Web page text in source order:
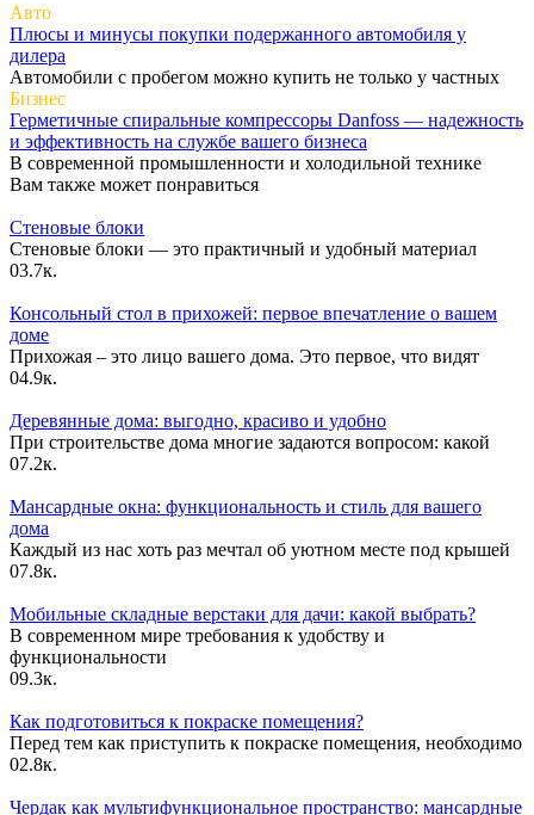
Авто
Плюсы и минусы покупки подержанного автомобиля у
дилера
Автомобили с пробегом можно купить не только у частных
Бизнес
Герметичные спиральные компрессоры Danfoss — надежность
и эффективность на службе вашего бизнеса
В современной промышленности и холодильной технике
Вам также может понравиться
Стеновые блоки
Стеновые блоки — это практичный и удобный материал
03.7к.
Консольный стол в прихожей: первое впечатление о вашем
доме
Прихожая – это лицо вашего дома. Это первое, что видят
04.9к.
Деревянные дома: выгодно, красиво и удобно
При строительстве дома многие задаются вопросом: какой
07.2к.
Мансардные окна: функциональность и стиль для вашего
дома
Каждый из нас хоть раз мечтал об уютном месте под крышей
07.8к.
Мобильные складные верстаки для дачи: какой выбрать?
В современном мире требования к удобству и
функциональности
09.3к.
Как подготовиться к покраске помещения?
Перед тем как приступить к покраске помещения, необходимо
02.8к.
Чердак как мультифункциональное пространство: мансардные